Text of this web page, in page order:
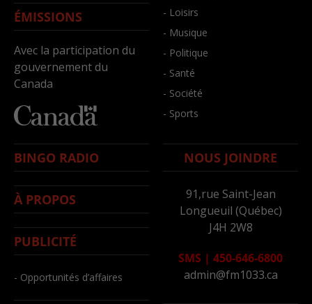
ÉMISSIONS
Avec la participation du
gouvernement du
Canada
- Loisirs
- Musique
- Politique
- Santé
- Société
- Sports
BINGO RADIO
À PROPOS
PUBLICITÉ
- Opportunités d’affaires
NOUS JOINDRE
91,rue Saint-Jean
Longueuil (Québec)
J4H 2W8
SMS | 450-646-6800
admin@fm1033.ca